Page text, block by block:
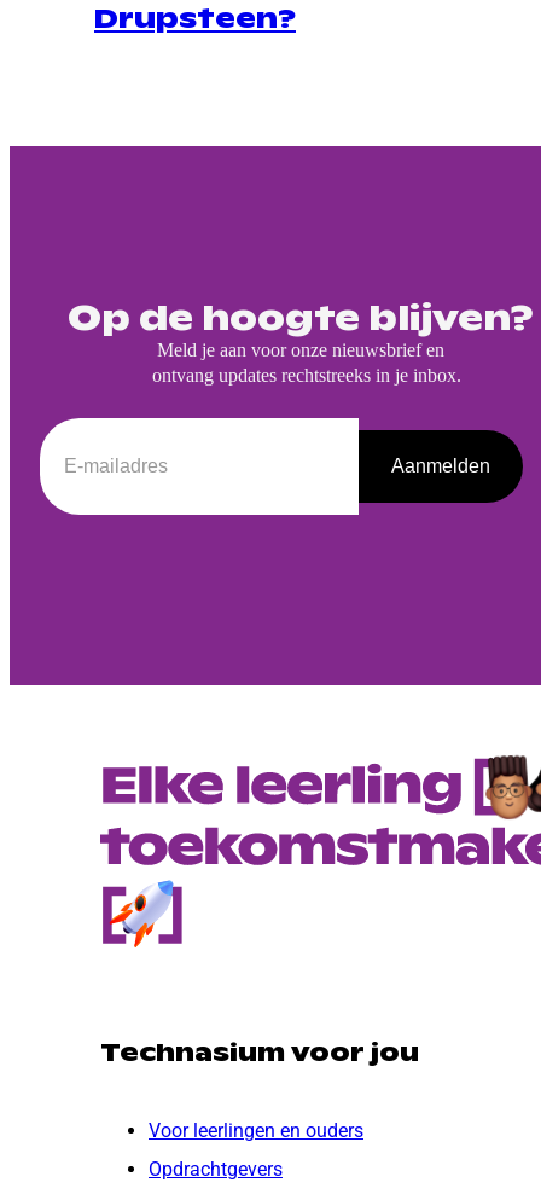
Drupsteen?
Op de hoogte blijven?
Meld je aan voor onze nieuwsbrief en
ontvang updates rechtstreeks in je inbox.
Aanmelden
Technasium voor jou
Voor leerlingen en ouders
Opdrachtgevers